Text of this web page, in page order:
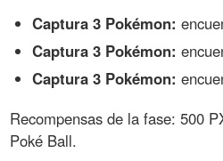
Captura 3 Pokémon:
Captura 3 Pokémon:
Captura 3 Pokémon:
Recompensas de la fase: 500
Poké Ball.